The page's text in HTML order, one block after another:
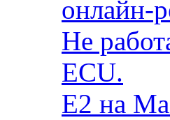
онлайн-
Не
ECU.
E2 на